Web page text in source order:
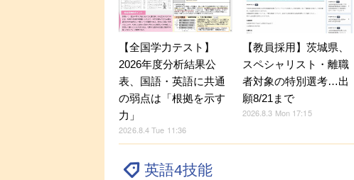
【全国学力テスト】
2026年度分析結果公
表、国語・英語に共通
の弱点は「根拠を示す
力」
2026.8.4 Tue 11:36
【教員採用】茨城県、
スペシャリスト・離職
者対象の特別選考…出
願8/21まで
2026.8.3 Mon 17:15
英語4技能